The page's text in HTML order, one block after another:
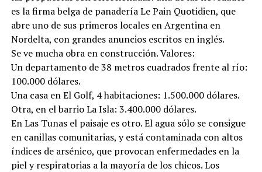
es la firma belga de panadería Le Pain Quotidien, que
abre uno de sus primeros locales en Argentina en
Nordelta, con grandes anuncios escritos en inglés.
Se ve mucha obra en construcción. Valores:
Un departamento de 38 metros cuadrados frente al río:
100.000 dólares.
Una casa en El Golf, 4 habitaciones: 1.500.000 dólares.
Otra, en el barrio La Isla: 3.400.000 dólares.
En Las Tunas el paisaje es otro. El agua sólo se consigue
en canillas comunitarias, y está contaminada con altos
índices de arsénico, que provocan enfermedades en la
piel y respiratorias a la mayoría de los chicos. Los